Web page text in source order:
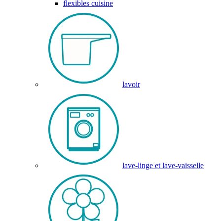
flexibles cuisine
lavoir
lave-linge et lave-vaisselle